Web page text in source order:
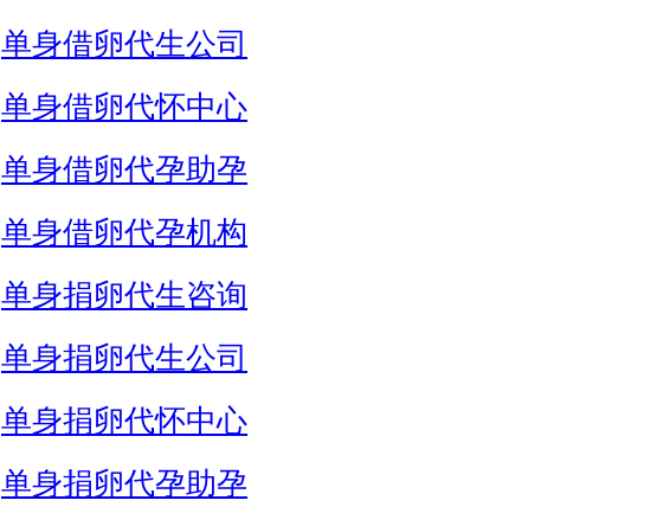
单身借卵代生公司
单身借卵代怀中心
单身借卵代孕助孕
单身借卵代孕机构
单身捐卵代生咨询
单身捐卵代生公司
单身捐卵代怀中心
单身捐卵代孕助孕